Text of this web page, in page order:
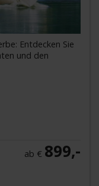
Entdecken Sie
und den
ab € 899,-